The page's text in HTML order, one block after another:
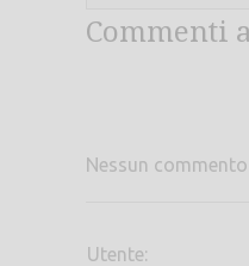
Commenti
Nessun
Utente: